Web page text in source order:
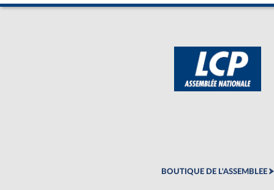
BOUTIQUE DE L'ASSEMBLEE